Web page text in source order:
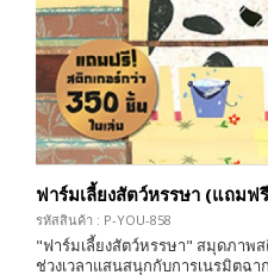
ฟาร์มเลี้ยงสัตว์หรรษา (แถมฟ
รหัสสินค้า : P-YOU-858
"ฟาร์มเลี้ยงสัตว์หรรษา" สมุดภาพ
ช่วงเวลาแสนสนุกกับการเนรมิตฉ